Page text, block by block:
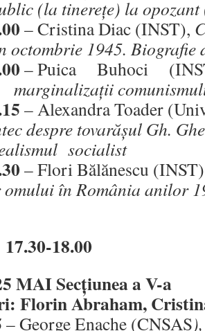
(la tinereţe) la opozant
– Cristina Diac (INST),
octombrie 1945. Biografie
– Puica Buhoci
– Alexandra Toader
despre tovarăşul Gh.
socialist
– Flori Bălănescu
în România anilor
18.00
MAI Secţiunea a V-a
Florin Abraham,
– George Enache (CNSAS